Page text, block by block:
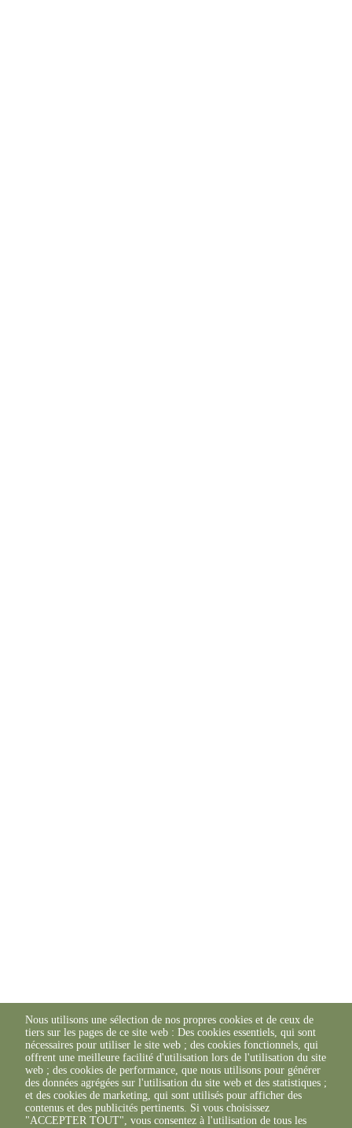
Nous utilisons une sélection de nos propres cookies et de ceux de
tiers sur les pages de ce site web : Des cookies essentiels, qui sont
nécessaires pour utiliser le site web ; des cookies fonctionnels, qui
offrent une meilleure facilité d'utilisation lors de l'utilisation du site
web ; des cookies de performance, que nous utilisons pour générer
des données agrégées sur l'utilisation du site web et des statistiques ;
et des cookies de marketing, qui sont utilisés pour afficher des
contenus et des publicités pertinents. Si vous choisissez
"ACCEPTER TOUT", vous consentez à l'utilisation de tous les